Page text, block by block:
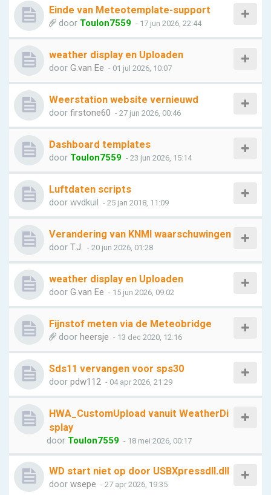
Einde van Meteotemplate-support
door Toulon7559 - 17 jun 2026, 22:44
weather display en Uploaden
door G.van Ee - 01 jul 2026, 10:07
Weerstation website vernieuwd
door firstone60 - 27 jun 2026, 00:46
Dashboard templates
door Toulon7559 - 23 jun 2026, 15:14
Luftdaten scripts
door wvdkuil - 25 jan 2018, 11:09
Verandering van KNMI waarschuwingen
door T.J. - 20 jun 2026, 01:28
weather display en Uploaden
door G.van Ee - 15 jun 2026, 09:02
Fijnstof meten via de Meteobridge
door heersje - 13 dec 2020, 12:16
Sds11 vervangen voor sps30
door pdw112 - 04 apr 2026, 21:29
HWA_CustomUpload vanuit WeatherDi
splay
door Toulon7559 - 18 mei 2026, 00:17
WD start niet op door USBXpressdll.dll
door wsepe - 27 apr 2026, 19:35